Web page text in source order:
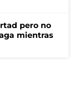
pero no
mientras